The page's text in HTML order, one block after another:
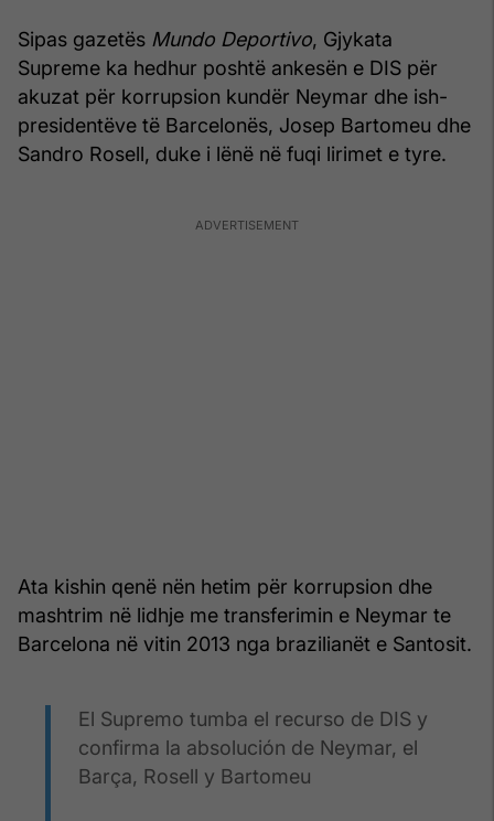
Sipas gazetës Mundo Deportivo, Gjykata
Supreme ka hedhur poshtë ankesën e DIS për
akuzat për korrupsion kundër Neymar dhe ish-
presidentëve të Barcelonës, Josep Bartomeu dhe
Sandro Rosell, duke i lënë në fuqi lirimet e tyre.
Ata kishin qenë nën hetim për korrupsion dhe
mashtrim në lidhje me transferimin e Neymar te
Barcelona në vitin 2013 nga brazilianët e Santosit.
El Supremo tumba el recurso de DIS y
confirma la absolución de Neymar, el
Barça, Rosell y Bartomeu